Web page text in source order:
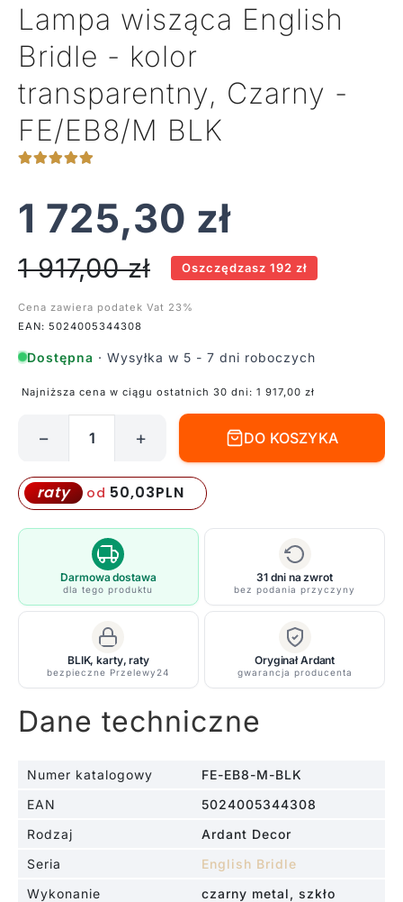
Lampa wisząca English
Bridle - kolor
transparentny, Czarny -
FE/EB8/M BLK
1 725,30 zł
1 917,00zł Oszczędzasz 192 zł
Cena zawiera podatek Vat 23%
EAN: 5024005344308
Dostępna · Wysyłka w 5 - 7 dni roboczych
Najniższa cena w ciągu ostatnich 30 dni: 1 917,00 zł
wisząca
English
Bridle
transparentny,
Czarny
FE/EB8/M
BLK
− + DO KOSZYKA
raty od 50,03PLN
Darmowa dostawa
dla tego produktu
31 dni na zwrot
bez podania przyczyny
BLIK, karty, raty
bezpieczne Przelewy24
Oryginał Ardant
gwarancja producenta
Dane techniczne
Numer katalogowy
FE-EB8-M-BLK
EAN
5024005344308
Rodzaj
Ardant Decor
Seria
English Bridle
Wykonanie
czarny metal, szkło